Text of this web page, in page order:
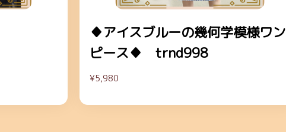
♦アイスブルーの幾何学模様ワン
ピース♦ trnd998
¥5,980